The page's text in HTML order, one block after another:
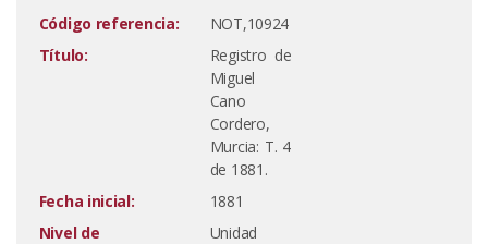
Código referencia:
NOT,10924
Título:
Registro de
Miguel
Cano
Cordero,
Murcia: T. 4
de 1881.
Fecha inicial:
1881
Nivel de
Unidad